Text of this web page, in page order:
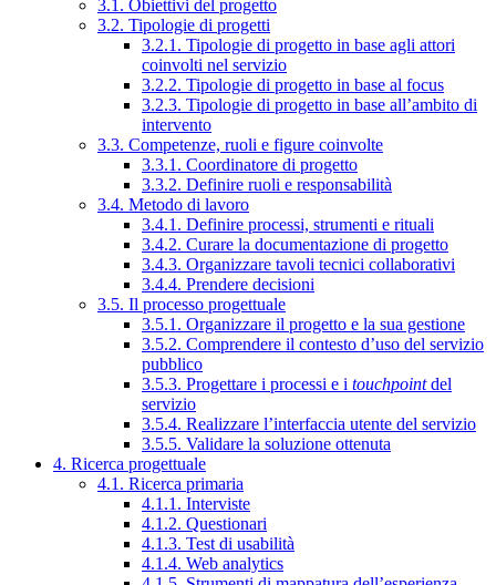
3.1. Obiettivi del progetto
3.2. Tipologie di progetti
3.2.1. Tipologie di progetto in base agli attori
coinvolti nel servizio
3.2.2. Tipologie di progetto in base al focus
3.2.3. Tipologie di progetto in base all’ambito di
intervento
3.3. Competenze, ruoli e figure coinvolte
3.3.1. Coordinatore di progetto
3.3.2. Definire ruoli e responsabilità
3.4. Metodo di lavoro
3.4.1. Definire processi, strumenti e rituali
3.4.2. Curare la documentazione di progetto
3.4.3. Organizzare tavoli tecnici collaborativi
3.4.4. Prendere decisioni
3.5. Il processo progettuale
3.5.1. Organizzare il progetto e la sua gestione
3.5.2. Comprendere il contesto d’uso del servizio
pubblico
3.5.3. Progettare i processi e i touchpointdel
servizio
3.5.4. Realizzare l’interfaccia utente del servizio
3.5.5. Validare la soluzione ottenuta
4. Ricerca progettuale
4.1. Ricerca primaria
4.1.1. Interviste
4.1.2. Questionari
4.1.3. Test di usabilità
4.1.4. Web analytics